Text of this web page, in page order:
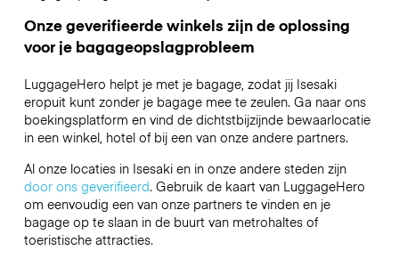
Onze geverifieerde winkels zijn de oplossing
voor je bagageopslagprobleem
LuggageHero helpt je met je bagage, zodat jij Isesaki
eropuit kunt zonder je bagage mee te zeulen. Ga naar ons
boekingsplatform en vind de dichtstbijzijnde bewaarlocatie
in een winkel, hotel of bij een van onze andere partners.
Al onze locaties in Isesaki en in onze andere steden zijn
door ons geverifieerd. Gebruik de kaart van LuggageHero
om eenvoudig een van onze partners te vinden en je
bagage op te slaan in de buurt van metrohaltes of
toeristische attracties.